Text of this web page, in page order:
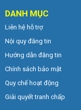
DANH MỤC
Liên hệ hỗ trợ
Nội quy đăng tin
Hướng dẫn đăng tin
Chính sách bảo mật
Quy chế hoạt động
Giải quyết tranh chấp